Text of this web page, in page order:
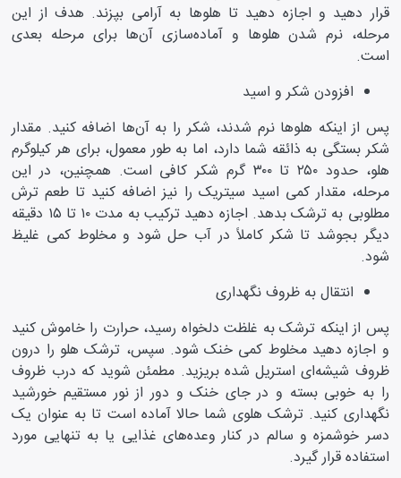
قرار دهید و اجازه دهید تا هلو‌ها به آرامی بپزند. هدف از این
مرحله، نرم شدن هلو‌ها و آماده‌سازی آن‌ها برای مرحله بعدی
است.
افزودن شکر و اسید
پس از اینکه هلو‌ها نرم شدند، شکر را به آن‌ها اضافه کنید. مقدار
شکر بستگی به ذائقه شما دارد، اما به طور معمول، برای هر کیلوگرم
هلو، حدود ۲۵۰ تا ۳۰۰ گرم شکر کافی است. همچنین، در این
مرحله، مقدار کمی اسید سیتریک را نیز اضافه کنید تا طعم ترش
مطلوبی به ترشک بدهد. اجازه دهید ترکیب به مدت ۱۰ تا ۱۵ دقیقه
دیگر بجوشد تا شکر کاملاً در آب حل شود و مخلوط کمی غلیظ
شود.
انتقال به ظروف نگهداری
پس از اینکه ترشک به غلظت دلخواه رسید، حرارت را خاموش کنید
و اجازه دهید مخلوط کمی خنک شود. سپس، ترشک هلو را درون
ظروف شیشه‌ای استریل شده بریزید. مطمئن شوید که درب ظروف
را به خوبی بسته و در جای خنک و دور از نور مستقیم خورشید
نگهداری کنید. ترشک هلوی شما حالا آماده است تا به عنوان یک
دسر خوشمزه و سالم در کنار وعده‌های غذایی یا به تنهایی مورد
استفاده قرار گیرد.